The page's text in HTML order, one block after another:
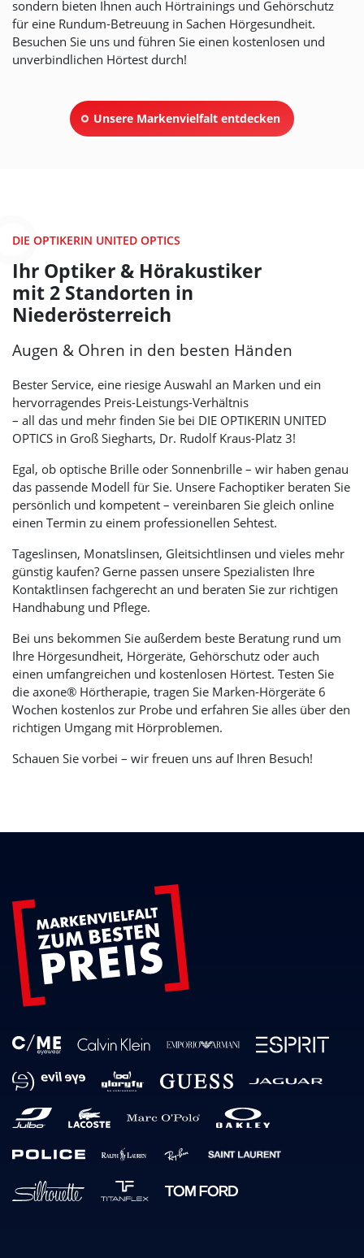
sondern bieten Ihnen auch Hörtrainings und Gehörschutz
für eine Rundum-Betreuung in Sachen Hörgesundheit.
Besuchen Sie uns und führen Sie einen kostenlosen und
unverbindlichen Hörtest durch!
Unsere Markenvielfalt entdecken
DIE OPTIKERIN UNITED OPTICS
Ihr Optiker & Hörakustiker
mit 2 Standorten in
Niederösterreich
Augen & Ohren in den besten Händen
Bester Service, eine riesige Auswahl an Marken und ein
hervorragendes Preis-Leistungs-Verhältnis
– all das und mehr finden Sie bei DIE OPTIKERIN UNITED
OPTICS in Groß Siegharts, Dr. Rudolf Kraus-Platz 3!
Egal, ob optische Brille oder Sonnenbrille – wir haben genau
das passende Modell für Sie. Unsere Fachoptiker beraten Sie
persönlich und kompetent – vereinbaren Sie gleich online
einen Termin zu einem professionellen Sehtest.
Tageslinsen, Monatslinsen, Gleitsichtlinsen und vieles mehr
günstig kaufen? Gerne passen unsere Spezialisten Ihre
Kontaktlinsen fachgerecht an und beraten Sie zur richtigen
Handhabung und Pflege.
Bei uns bekommen Sie außerdem beste Beratung rund um
Ihre Hörgesundheit, Hörgeräte, Gehörschutz oder auch
einen umfangreichen und kostenlosen Hörtest. Testen Sie
die axone® Hörtherapie, tragen Sie Marken-Hörgeräte 6
Wochen kostenlos zur Probe und erfahren Sie alles über den
richtigen Umgang mit Hörproblemen.
Schauen Sie vorbei – wir freuen uns auf Ihren Besuch!